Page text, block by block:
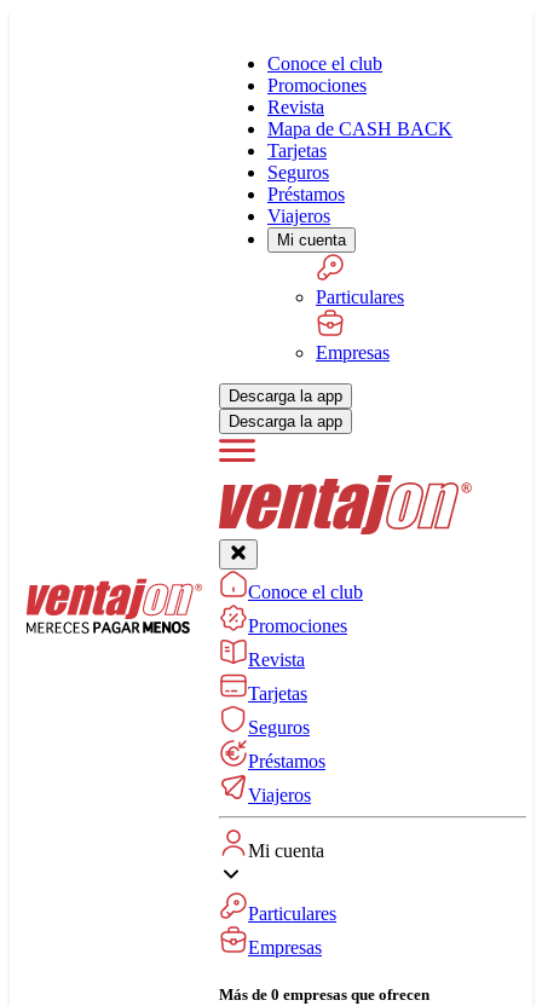
Conoce el club
Promociones
Revista
Mapa de CASH BACK
Tarjetas
Seguros
Préstamos
Viajeros
Mi cuenta
Particulares
Empresas
Descarga la app
Descarga la app
Conoce el club
Promociones
Revista
Tarjetas
Seguros
Préstamos
Viajeros
Mi cuenta
Particulares
Empresas
Más de 0 empresas que ofrecen